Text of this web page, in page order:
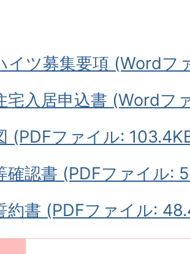
イツ募集要項 (Wordフ
宅入居申込書 (Wordフ
(PDFファイル:
確認書 (PDFファイル:
約書 (PDFファイル: